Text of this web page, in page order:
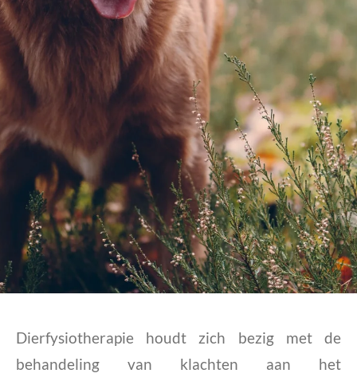
Dierfysiotherapie houdt zich bezig met de
behandeling van klachten aan het